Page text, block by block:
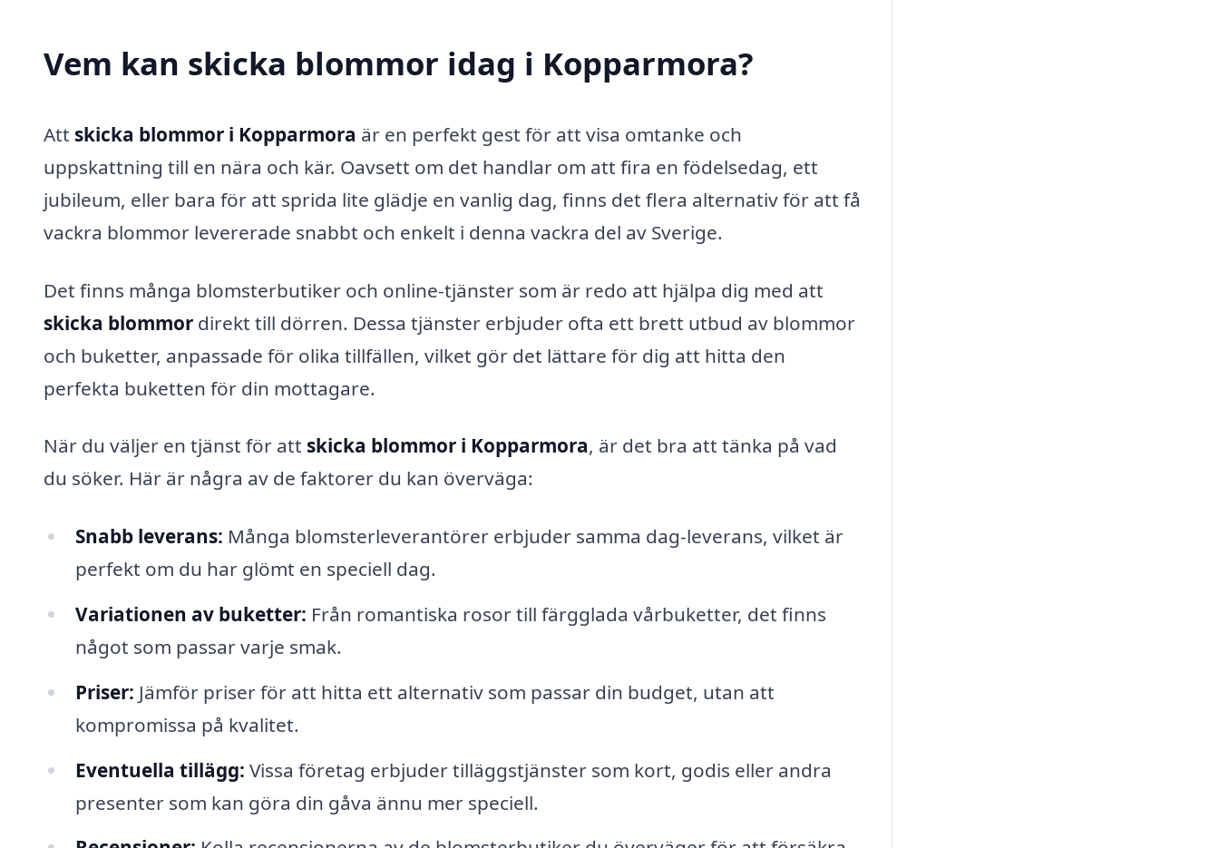
Vem kan skicka blommor idag i Kopparmora?
Att skicka blommor i Kopparmora är en perfekt gest för att visa omtanke och
uppskattning till en nära och kär. Oavsett om det handlar om att fira en födelsedag, ett
jubileum, eller bara för att sprida lite glädje en vanlig dag, finns det flera alternativ för att få
vackra blommor levererade snabbt och enkelt i denna vackra del av Sverige.
Det finns många blomsterbutiker och online-tjänster som är redo att hjälpa dig med att
skicka blommor direkt till dörren. Dessa tjänster erbjuder ofta ett brett utbud av blommor
och buketter, anpassade för olika tillfällen, vilket gör det lättare för dig att hitta den
perfekta buketten för din mottagare.
När du väljer en tjänst för att skicka blommor i Kopparmora, är det bra att tänka på vad
du söker. Här är några av de faktorer du kan överväga:
Snabb leverans: Många blomsterleverantörer erbjuder samma dag-leverans, vilket är
perfekt om du har glömt en speciell dag.
Variationen av buketter: Från romantiska rosor till färgglada vårbuketter, det finns
något som passar varje smak.
Priser: Jämför priser för att hitta ett alternativ som passar din budget, utan att
kompromissa på kvalitet.
Eventuella tillägg: Vissa företag erbjuder tilläggstjänster som kort, godis eller andra
presenter som kan göra din gåva ännu mer speciell.